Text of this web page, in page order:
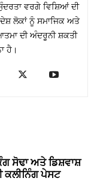
ਵਰਗੇ ਵਿਸ਼ਿਆਂ ਦੀ
ਲੋਕਾਂ ਨੂੰ ਸਮਾਜਿਕ ਅਤੇ
ਦੀ ਅੰਦਰੂਨੀ ਸ਼ਕਤੀ
ਹੈ।
ਸੋਢਾ ਅਤੇ ਡਿਸ਼ਵਾਸ਼
ਕਲੀਨਿੰਗ ਪੇਸਟ